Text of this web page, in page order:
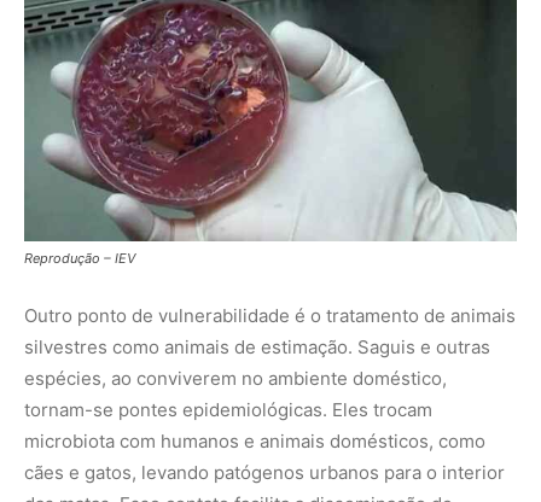
tornam-se pontes epidemiológicas. Eles trocam
microbiota com humanos e animais domésticos, como
cães e gatos, levando patógenos urbanos para o interior
das matas. Esse contato facilita a disseminação de
bactérias que já possuem mecanismos de defesa contra
os principais antibióticos utilizados na medicina moderna.
Assim, a degradação urbana atua como um motor de
degradação biológica da floresta, fechando um cerco
sanitário onde a saúde humana e a ambiental tornam-se
O médico veterinário como guardião da
fronteira sanitária
Nesse contexto de Saúde Única, a figura do médico